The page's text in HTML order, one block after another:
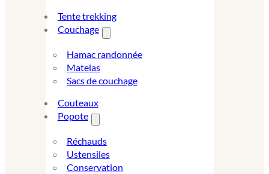
Tente trekking
Couchage
Hamac randonnée
Matelas
Sacs de couchage
Couteaux
Popote
Réchauds
Ustensiles
Conservation